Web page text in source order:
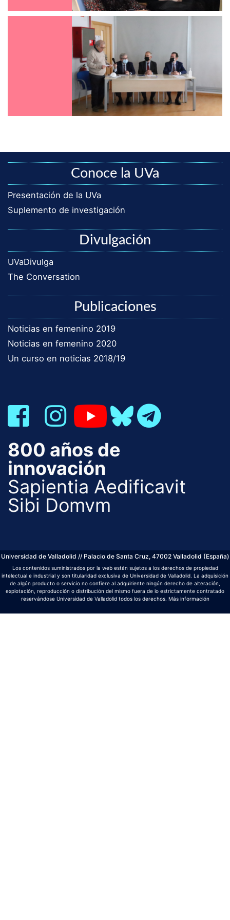
Conoce la UVa
Presentación de la UVa
Suplemento de investigación
Divulgación
UVaDivulga
The Conversation
Publicaciones
Noticias en femenino 2019
Noticias en femenino 2020
Un curso en noticias 2018/19
800 años de
innovación
Sapientia Aedificavit
Sibi Domvm
Universidad de Valladolid // Palacio de Santa Cruz, 47002 Valladolid (España)
Los contenidos suministrados por la web están sujetos a los derechos de propiedad
intelectual e industrial y son titularidad exclusiva de Universidad de Valladolid. La adquisición
de algún producto o servicio no confiere al adquiriente ningún derecho de alteración,
explotación, reproducción o distribución del mismo fuera de lo estrictamente contratado
reservándose Universidad de Valladolid todos los derechos. Más información